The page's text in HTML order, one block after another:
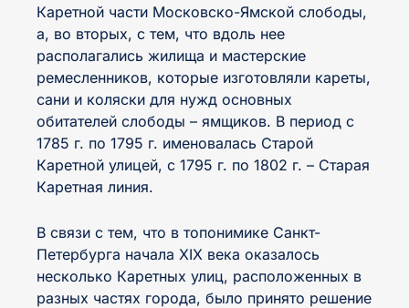
Каретной части Московско-Ямской слободы,
а, во вторых, с тем, что вдоль нее
располагались жилища и мастерские
ремесленников, которые изготовляли кареты,
сани и коляски для нужд основных
обитателей слободы – ямщиков. В период с
1785 г. по 1795 г. именовалась Старой
Каретной улицей, с 1795 г. по 1802 г. – Старая
Каретная линия.
В связи с тем, что в топонимике Санкт-
Петербурга начала XIX века оказалось
несколько Каретных улиц, расположенных в
разных частях города, было принято решение